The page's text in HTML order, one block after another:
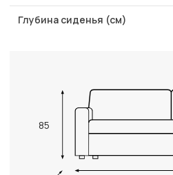
Глубина сиденья (см)
85